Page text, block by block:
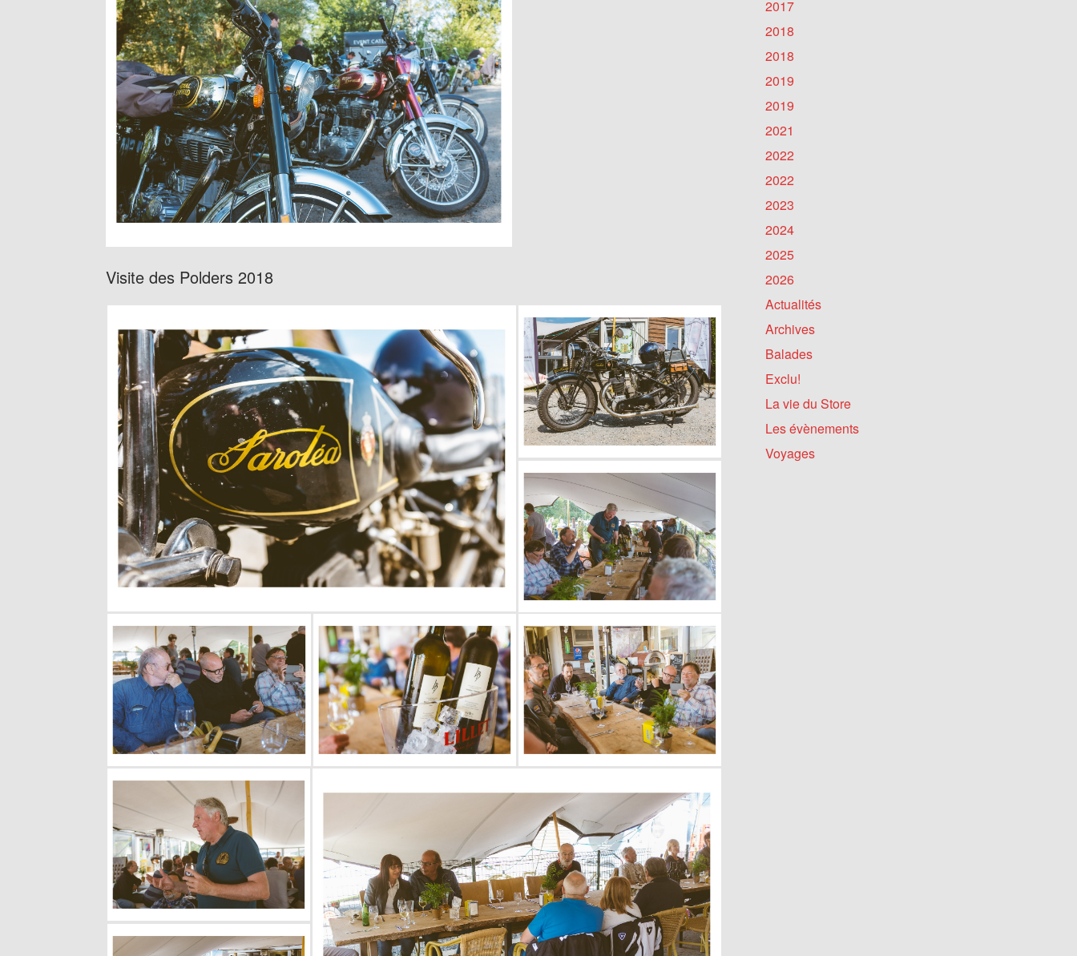
Visite des Polders 2018
2017
2018
2018
2019
2019
2021
2022
2022
2023
2024
2025
2026
Actualités
Archives
Balades
Exclu!
La vie du Store
Les évènements
Voyages